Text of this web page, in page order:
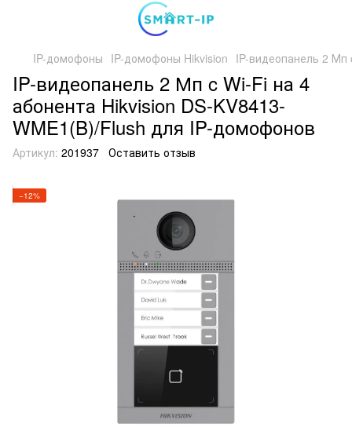
IP-домофоны IP-домофоны Hikvision IP-видеопанель 2 Мп
IP-видеопанель 2 Мп c Wi-Fi на 4
абонента Hikvision DS-KV8413-
WME1(B)/Flush для IP-домофонов
Артикул: 201937 Оставить отзыв
−12%